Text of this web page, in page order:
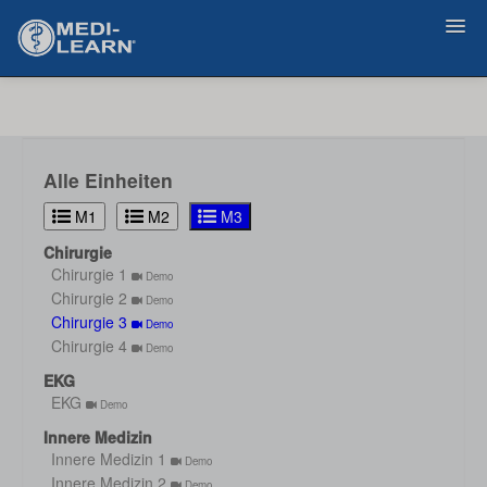
Alle Einheiten
M1 M2
M3
Chirurgie
Chirurgie 1
Demo
Chirurgie 2 Demo
Chirurgie 3 Demo
Chirurgie 4 Demo
EKG
EKG
Demo
Innere Medizin
Innere Medizin 1
Demo
Innere Medizin 2